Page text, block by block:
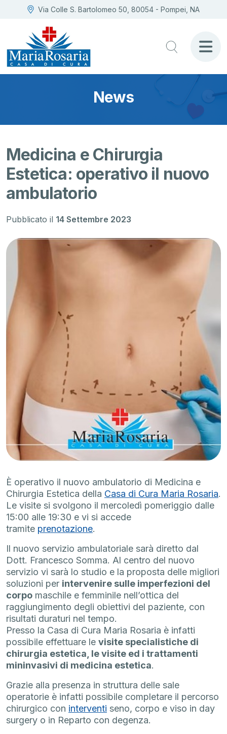
Via Colle S. Bartolomeo 50, 80054 - Pompei, NA
News
Medicina e Chirurgia
Estetica: operativo il nuovo
ambulatorio
Pubblicato il 14 Settembre 2023
È operativo il nuovo ambulatorio di Medicina e
Chirurgia Estetica della Casa di Cura Maria Rosaria.
Le visite si svolgono il mercoledì pomeriggio dalle
15:00 alle 19:30 e vi si accede
tramite prenotazione.
Il nuovo servizio ambulatoriale sarà diretto dal
Dott. Francesco Somma. Al centro del nuovo
servizio vi sarà lo studio e la proposta delle migliori
soluzioni per intervenire sulle imperfezioni del
corpo maschile e femminile nell’ottica del
raggiungimento degli obiettivi del paziente, con
risultati duraturi nel tempo.
Presso la Casa di Cura Maria Rosaria è infatti
possibile effettuare le visite specialistiche di
chirurgia estetica, le visite ed i trattamenti
mininvasivi di medicina estetica.
Grazie alla presenza in struttura delle sale
operatorie è infatti possibile completare il percorso
chirurgico con interventi seno, corpo e viso in day
surgery o in Reparto con degenza.